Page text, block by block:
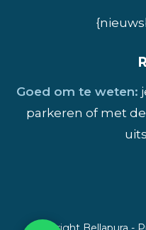
Goed om te weten:
parkeren of met